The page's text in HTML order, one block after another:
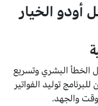
أودو الخيار
الخطأ البشري وتسريع
توليد الفواتير
والجهد.